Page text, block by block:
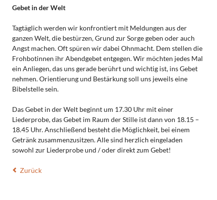
Gebet in der Welt
Tagtäglich werden wir konfrontiert mit Meldungen aus der
ganzen Welt, die bestürzen, Grund zur Sorge geben oder auch
Angst machen. Oft spüren wir dabei Ohnmacht. Dem stellen die
Frohbotinnen ihr Abendgebet entgegen. Wir möchten jedes Mal
ein Anliegen, das uns gerade berührt und wichtig ist, ins Gebet
nehmen. Orientierung und Bestärkung soll uns jeweils eine
Bibelstelle sein.
Das Gebet in der Welt beginnt um 17.30 Uhr mit einer
Liederprobe, das Gebet im Raum der Stille ist dann von 18.15 –
18.45 Uhr. Anschließend besteht die Möglichkeit, bei einem
Getränk zusammenzusitzen. Alle sind herzlich eingeladen
sowohl zur Liederprobe und / oder direkt zum Gebet!
Zurück